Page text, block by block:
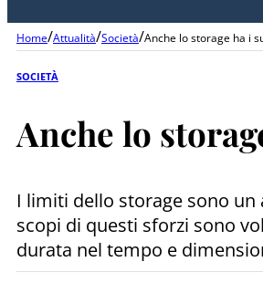
Home/Attualità/Società/Anche lo storage ha i
SOCIETÀ
Anche lo
I limiti dello storage sono
scopi di questi sforzi sono
durata nel tempo e